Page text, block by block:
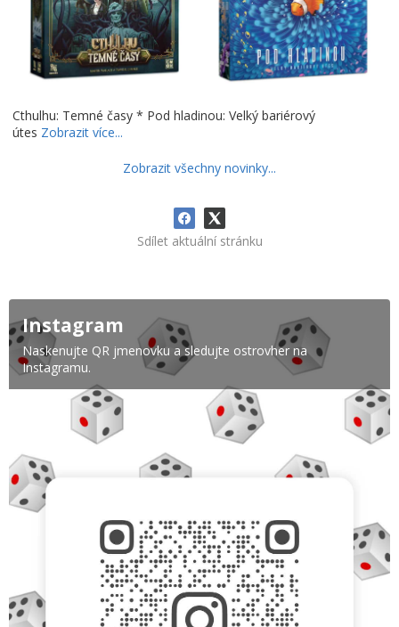
Cthulhu: Temné časy * Pod hladinou: Velký bariérový
útes Zobrazit více...
Zobrazit všechny novinky...
Sdílet aktuální stránku
Instagram
Naskenujte QR jmenovku a sledujte ostrovher na
Instagramu.